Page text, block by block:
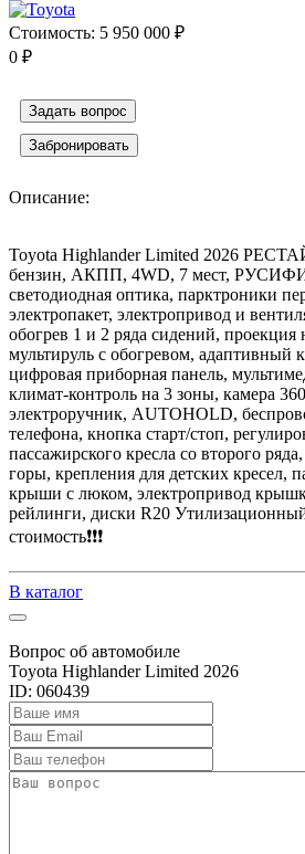
Стоимость: 5 950 000 ₽
0 ₽
Задать вопрос
Забронировать
Описание:
Toyota Highlander Limited 2026
бензин, АКПП, 4WD, 7 мест,
светодиодная оптика, парктроники
электропакет, электропривод и
обогрев 1 и 2 ряда сидений, проекция
мультируль с обогревом, адаптивный
цифровая приборная панель,
климат-контроль на 3 зоны, камера
электроручник, AUTOHOLD,
телефона, кнопка старт/стоп,
пассажирского кресла со второго
горы, крепления для детских кресел,
крыши с люком, электропривод
рейлинги, диски R20
стоимость❗️❗️❗️
В каталог
Вопрос об автомобиле
Toyota Highlander Limited 2026
ID: 060439